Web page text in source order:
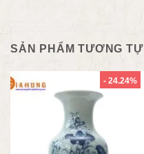
SẢN PHẨM TƯƠNG TỰ
- 24.24%